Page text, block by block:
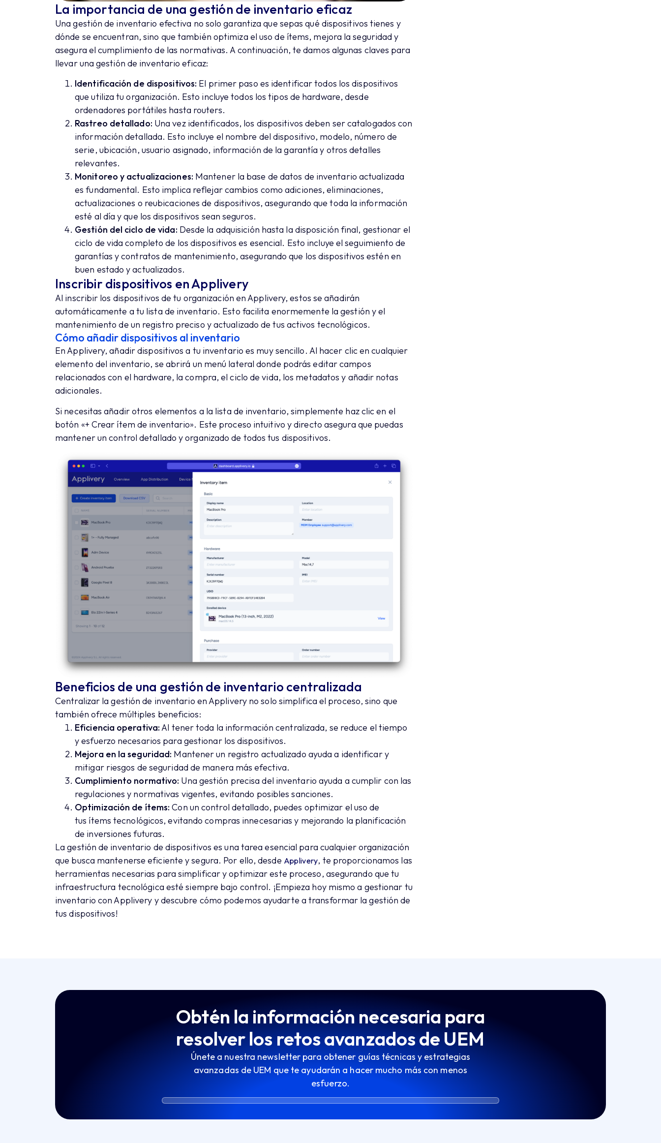
La importancia de una gestión de inventario eficaz
Una gestión de inventario efectiva no solo garantiza que sepas qué dispositivos tienes y
dónde se encuentran, sino que también optimiza el uso de ítems, mejora la seguridad y
asegura el cumplimiento de las normativas. A continuación, te damos algunas claves para
llevar una gestión de inventario eficaz:
Identificación de dispositivos: El primer paso es identificar todos los dispositivos
que utiliza tu organización. Esto incluye todos los tipos de hardware, desde
ordenadores portátiles hasta routers.
Rastreo detallado: Una vez identificados, los dispositivos deben ser catalogados con
información detallada. Esto incluye el nombre del dispositivo, modelo, número de
serie, ubicación, usuario asignado, información de la garantía y otros detalles
relevantes.
Monitoreo y actualizaciones: Mantener la base de datos de inventario actualizada
es fundamental. Esto implica reflejar cambios como adiciones, eliminaciones,
actualizaciones o reubicaciones de dispositivos, asegurando que toda la información
esté al día y que los dispositivos sean seguros.
Gestión del ciclo de vida: Desde la adquisición hasta la disposición final, gestionar el
ciclo de vida completo de los dispositivos es esencial. Esto incluye el seguimiento de
garantías y contratos de mantenimiento, asegurando que los dispositivos estén en
buen estado y actualizados.
Inscribir dispositivos en Applivery
Al inscribir los dispositivos de tu organización en Applivery, estos se añadirán
automáticamente a tu lista de inventario. Esto facilita enormemente la gestión y el
mantenimiento de un registro preciso y actualizado de tus activos tecnológicos.
Cómo añadir dispositivos al inventario
En Applivery, añadir dispositivos a tu inventario es muy sencillo. Al hacer clic en cualquier
elemento del inventario, se abrirá un menú lateral donde podrás editar campos
relacionados con el hardware, la compra, el ciclo de vida, los metadatos y añadir notas
adicionales.
Si necesitas añadir otros elementos a la lista de inventario, simplemente haz clic en el
botón «+ Crear ítem de inventario». Este proceso intuitivo y directo asegura que puedas
mantener un control detallado y organizado de todos tus dispositivos.
Beneficios de una gestión de inventario centralizada
Centralizar la gestión de inventario en Applivery no solo simplifica el proceso, sino que
también ofrece múltiples beneficios:
Eficiencia operativa:Al tener toda la información centralizada, se reduce el tiempo
y esfuerzo necesarios para gestionar los dispositivos.
Mejora en la seguridad: Mantener un registro actualizado ayuda a identificar y
mitigar riesgos de seguridad de manera más efectiva.
Cumplimiento normativo: Una gestión precisa del inventario ayuda a cumplir con las
regulaciones y normativas vigentes, evitando posibles sanciones.
Optimización de ítems: Con un control detallado, puedes optimizar el uso de
tus ítems tecnológicos, evitando compras innecesarias y mejorando la planificación
de inversiones futuras.
La gestión de inventario de dispositivos es una tarea esencial para cualquier organización
que busca mantenerse eficiente y segura. Por ello, desde Applivery, te proporcionamos las
herramientas necesarias para simplificar y optimizar este proceso, asegurando que tu
infraestructura tecnológica esté siempre bajo control. ¡Empieza hoy mismo a gestionar tu
inventario con Applivery y descubre cómo podemos ayudarte a transformar la gestión de
tus dispositivos!
Obtén la información necesaria para
resolver los retos avanzados de UEM
Únete a nuestra newsletter para obtener guías técnicas y estrategias
avanzadas de UEM que te ayudarán a hacer mucho más con menos
esfuerzo.